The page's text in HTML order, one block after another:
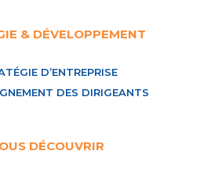
& DÉVELOPPEMENT
D’ENTREPRISE
DES DIRIGEANTS
DÉCOUVRIR